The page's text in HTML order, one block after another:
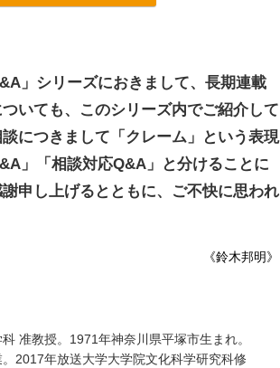
」シリーズにおきまして、長期連載
いても、このシリーズ内でご紹介して
につきまして「クレーム」という表現
」「相談対応Q&A」と分けることに
申し上げるとともに、ご不快に思われ
《鈴木邦明》
准教授。1971年神奈川県平塚市生まれ。
2017年放送大学大学院文化科学研究科修